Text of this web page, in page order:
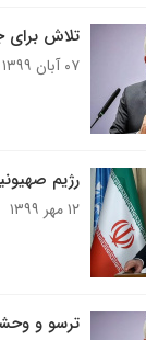
تلاش برای
۰۷ آبان ۱۳۹۹
رژیم
۱۲ مهر ۱۳۹۹
ترسو و